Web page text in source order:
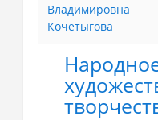
Владимировна
Кочетыгова